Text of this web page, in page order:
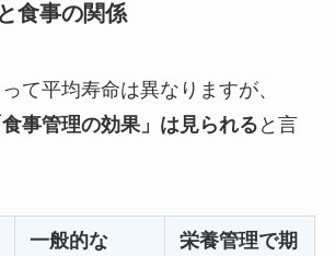
食事の関係
て平均寿命は異なりますが、
事管理の効果」は見られる と言
一般的な
栄養管理で期